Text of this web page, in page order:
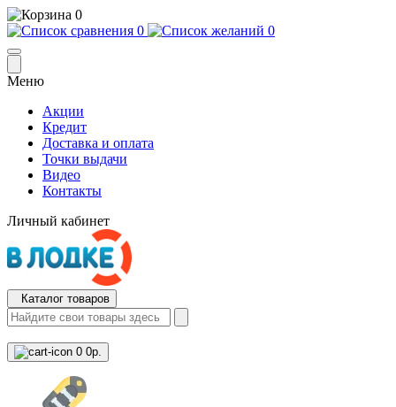
0
0
0
Меню
Акции
Кредит
Доставка и оплата
Точки выдачи
Видео
Контакты
Личный кабинет
Каталог товаров
0 0р.